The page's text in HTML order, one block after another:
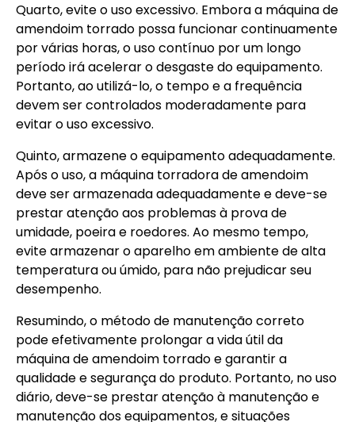
Quarto, evite o uso excessivo. Embora a máquina de
amendoim torrado possa funcionar continuamente
por várias horas, o uso contínuo por um longo
período irá acelerar o desgaste do equipamento.
Portanto, ao utilizá-lo, o tempo e a frequência
devem ser controlados moderadamente para
evitar o uso excessivo.
Quinto, armazene o equipamento adequadamente.
Após o uso, a máquina torradora de amendoim
deve ser armazenada adequadamente e deve-se
prestar atenção aos problemas à prova de
umidade, poeira e roedores. Ao mesmo tempo,
evite armazenar o aparelho em ambiente de alta
temperatura ou úmido, para não prejudicar seu
desempenho.
Resumindo, o método de manutenção correto
pode efetivamente prolongar a vida útil da
máquina de amendoim torrado e garantir a
qualidade e segurança do produto. Portanto, no uso
diário, deve-se prestar atenção à manutenção e
manutenção dos equipamentos, e situações